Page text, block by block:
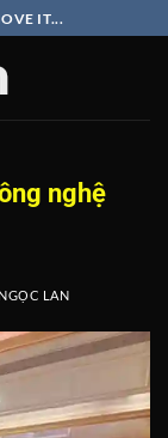
IT...
nghệ
LAN